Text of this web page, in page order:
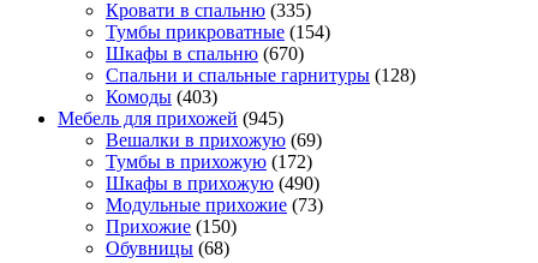
Кровати в спальню (335)
Тумбы прикроватные (154)
Шкафы в спальню (670)
Спальни и спальные гарнитуры (128)
Комоды (403)
Мебель для прихожей (945)
Вешалки в прихожую (69)
Тумбы в прихожую (172)
Шкафы в прихожую (490)
Модульные прихожие (73)
Прихожие (150)
Обувницы (68)